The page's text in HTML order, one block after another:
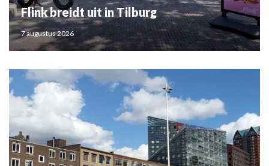
Flink breidt uit in Tilburg
7 augustus 2026